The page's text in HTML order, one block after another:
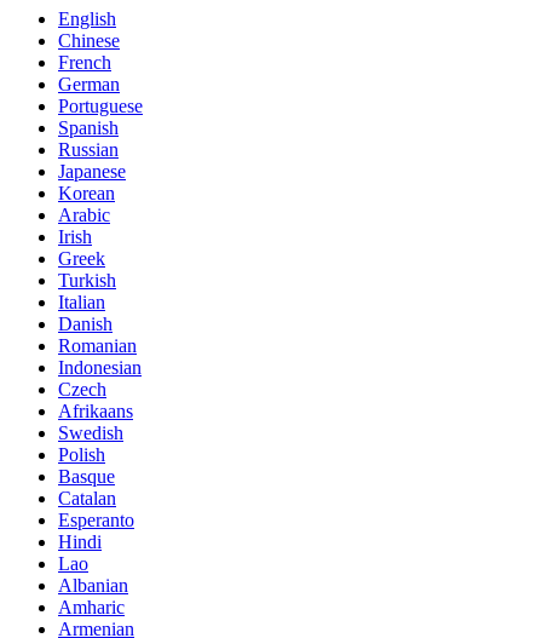
English
Chinese
French
German
Portuguese
Spanish
Russian
Japanese
Korean
Arabic
Irish
Greek
Turkish
Italian
Danish
Romanian
Indonesian
Czech
Afrikaans
Swedish
Polish
Basque
Catalan
Esperanto
Hindi
Lao
Albanian
Amharic
Armenian